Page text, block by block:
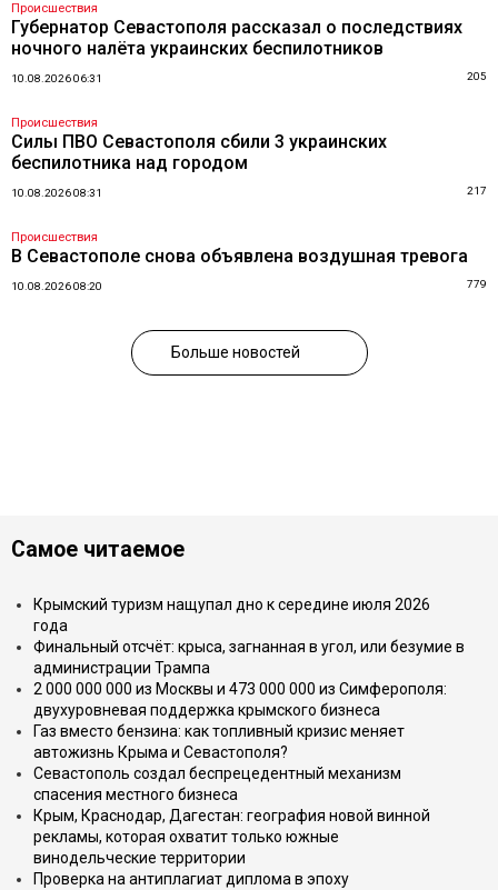
Происшествия
Губернатор Севастополя рассказал о последствиях
ночного налёта украинских беспилотников
10.08.2026 06:31 205
Происшествия
Силы ПВО Севастополя сбили 3 украинских
беспилотника над городом
10.08.2026 08:31 217
Происшествия
В Севастополе снова объявлена воздушная тревога
10.08.2026 08:20 779
Больше новостей
Самое читаемое
Крымский туризм нащупал дно к середине июля 2026
года
Финальный отсчёт: крыса, загнанная в угол, или безумие в
администрации Трампа
2 000 000 000 из Москвы и 473 000 000 из Симферополя:
двухуровневая поддержка крымского бизнеса
Газ вместо бензина: как топливный кризис меняет
автожизнь Крыма и Севастополя?
Севастополь создал беспрецедентный механизм
спасения местного бизнеса
Крым, Краснодар, Дагестан: география новой винной
рекламы, которая охватит только южные
винодельческие территории
Проверка на антиплагиат диплома в эпоху